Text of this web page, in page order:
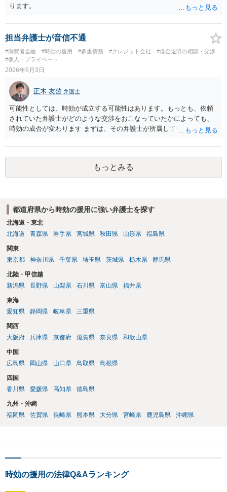
ります。
担当弁護士が音信不通
#消費者金融 #時効の援用 #多重債務 #クレジット会社
#借金返済の相談・交渉
#個人・プライベート
2026年6月3日
正木 友啓 弁護士
可能性としては、時効が成立する可能性はあります。もっとも、依頼
されていた弁護士がどのような交渉をおこなっていたかによっても、
時効の成否が変わります まずは、その弁護士が所属していた弁護士会
弁護士と長期間連絡が取れない旨をお問い合わせください
もっとみる
都道府県から時効の援用に強い弁護士を探す
北海道・東北
北海道
青森県 岩手県 宮城県 秋田県 山形県 福島県
関東
東京都
神奈川県 千葉県 埼玉県 茨城県 栃木県 群馬県
北陸・甲信越
新潟県
長野県 山梨県 石川県 富山県 福井県
東海
愛知県
静岡県 岐阜県 三重県
関西
大阪府
兵庫県 京都府 滋賀県 奈良県 和歌山県
中国
広島県
岡山県 山口県 鳥取県 島根県
四国
香川県
愛媛県 高知県 徳島県
九州・沖縄
福岡県
佐賀県 長崎県 熊本県 大分県 宮崎県 鹿児島県 沖縄県
時効の援用の法律Q&Aランキング